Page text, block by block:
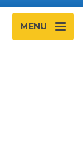
MENU